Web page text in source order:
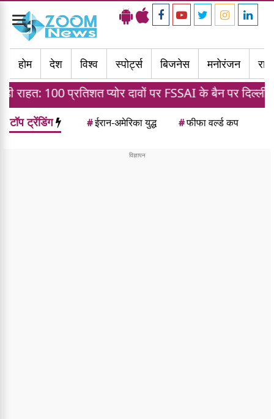
Toggle
navigation
होम
देश विश्व स्पोर्ट्स बिजनेस मनोरंजन
प्योर दावों पर FSSAI के बैन पर दिल्ली हाई कोर्ट का स्टे
टॉप ट्रेंडिंग #ईरान-अमेरिका युद्ध #फीफा वर्ल्ड कप